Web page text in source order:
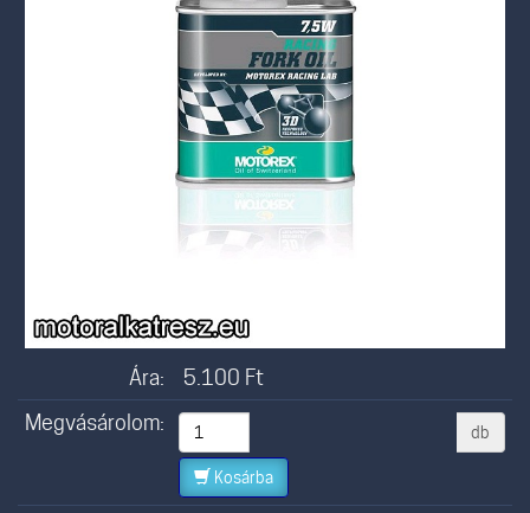
Ára: 5.100 Ft
Megvásárolom:
db
Kosárba